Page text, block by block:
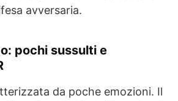
avversaria.
pochi sussulti e
da poche emozioni. Il